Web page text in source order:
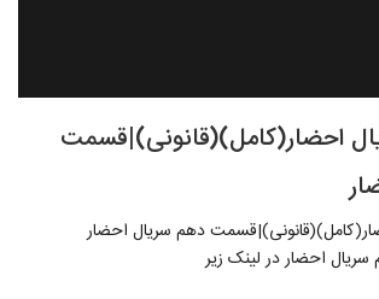
10 سریال احضار(کامل)(قانونی)|قسمت